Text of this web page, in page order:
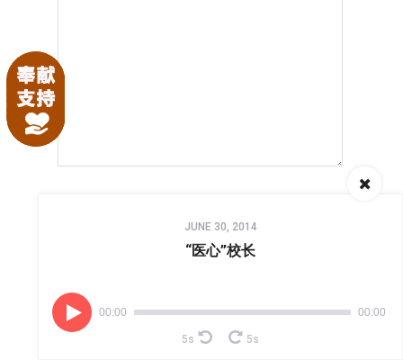
JUNE 30, 2014
“医心”校长
00:00 00:00
5s 5s